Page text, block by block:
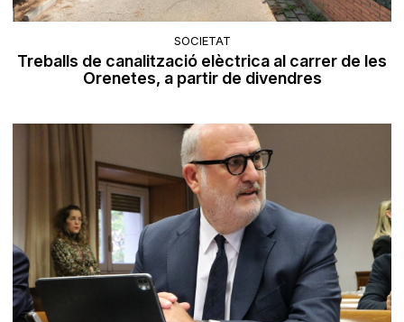
SOCIETAT
Treballs de canalització elèctrica al carrer de les
Orenetes, a partir de divendres